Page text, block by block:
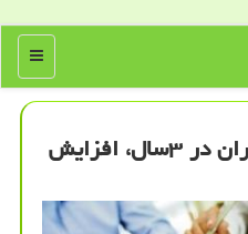
منو
مقایسه رتبه تولید علم ایران در ۳سال، افزایش